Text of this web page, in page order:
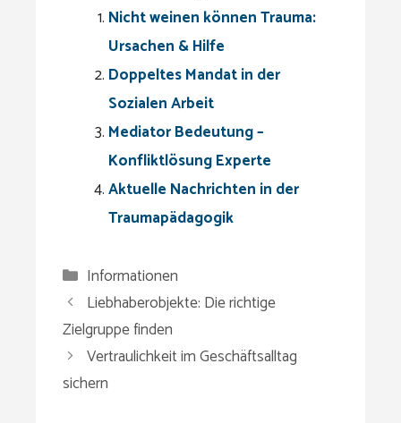
Nicht weinen können Trauma:
Ursachen & Hilfe
Doppeltes Mandat in der
Sozialen Arbeit
Mediator Bedeutung –
Konfliktlösung Experte
Aktuelle Nachrichten in der
Traumapädagogik
Kategorien
Informationen
Liebhaberobjekte: Die richtige
Zielgruppe finden
Vertraulichkeit im Geschäftsalltag
sichern